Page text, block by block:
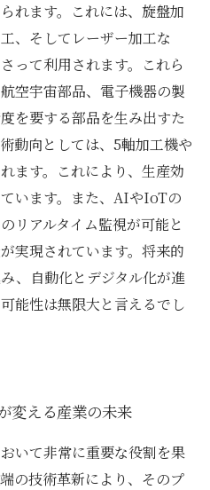
れます。これには、旋盤加
、そしてレーザー加工な
って利用されます。これら
空宇宙部品、電子機器の製
を要する部品を生み出すた
動向としては、5軸加工機や
ます。これにより、生産効
います。また、AIやIoTの
リアルタイム監視が可能と
実現されています。将来的
、自動化とデジタル化が進
能性は無限大と言えるでし
変える産業の未来
いて非常に重要な役割を果
の技術革新により、そのプ